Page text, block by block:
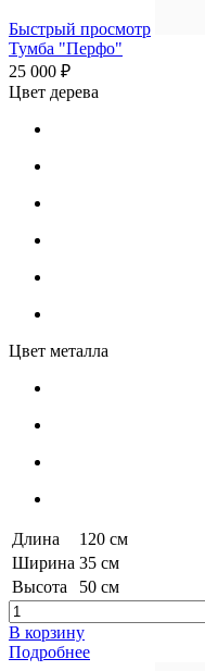
Быстрый просмотр
Тумба "Перфо"
25 000 ₽
Цвет дерева
Цвет металла
Длина
120 см
Ширина 35 см
Высота
50 см
В корзину
Подробнее